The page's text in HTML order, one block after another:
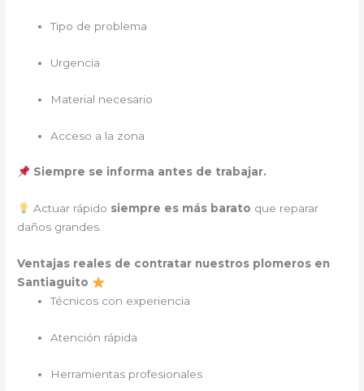
Tipo de problema
Urgencia
Material necesario
Acceso a la zona
Siempre se informa antes de trabajar.
Actuar rápido siempre es más barato que reparar
daños grandes.
Ventajas reales de contratar nuestros plomeros en
Santiaguito
Técnicos con experiencia
Atención rápida
Herramientas profesionales